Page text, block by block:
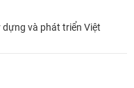
dựng và phát triển Việt